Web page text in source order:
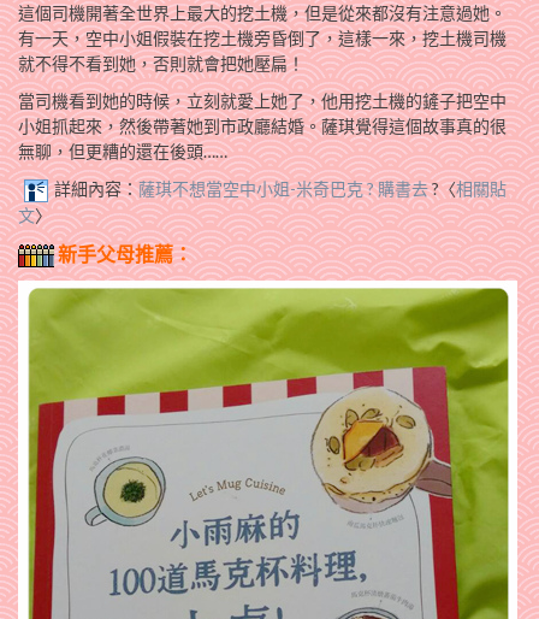
這個司機開著全世界上最大的挖土機，但是從來都沒有注意過她。
有一天，空中小姐假裝在挖土機旁昏倒了，這樣一來，挖土機司機
就不得不看到她，否則就會把她壓扁！
當司機看到她的時候，立刻就愛上她了，他用挖土機的鏟子把空中
小姐抓起來，然後帶著她到市政廳結婚。薩琪覺得這個故事真的很
無聊，但更糟的還在後頭……
詳細內容：薩琪不想當空中小姐-米奇巴克 ? 購書去?〈相關貼
文〉
新手父母推薦：